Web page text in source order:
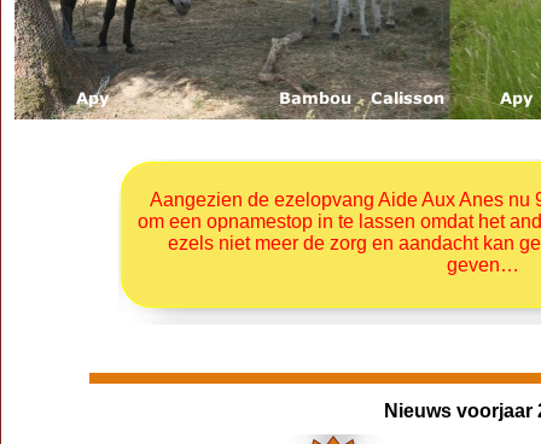
Nieuws voorjaar
Aangezien de ezelopvang Aide Aux Anes nu
om een opnamestop in te lassen omdat het
ezels niet meer de zorg en aandacht kan
geven…